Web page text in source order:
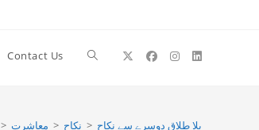
Contact Us Toggle
> معاشرت > نکاح > بلا طلاق دوسرے سے نکاح